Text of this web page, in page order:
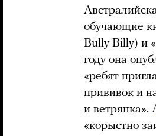
обучающие
Bully Billy) и
году она
«ребят
прививок и
и ветрянка».
«корыстно